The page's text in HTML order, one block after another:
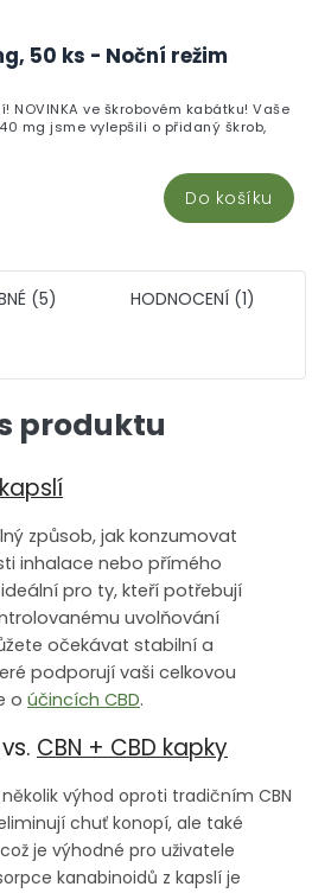
50 ks - Noční režim
Do košíku
ve škrobovém kabátku! Vaše
mg jsme vylepšili o přidaný škrob,
(5) HODNOCENÍ (1)
produktu
způsob, jak konzumovat
inhalace nebo přímého
pro ty, kteří potřebují
uvolňování
očekávat stabilní a
podporují vaši celkovou
o účincích CBD.
CBN + CBD kapky
několik výhod oproti tradičním CBN
chuť konopí, ale také
je výhodné pro uživatele
kanabinoidů z kapslí je